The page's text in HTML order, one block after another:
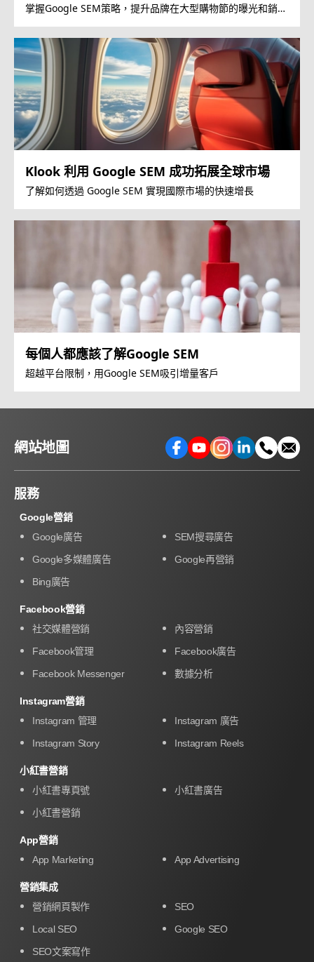
掌握Google SEM策略，提升品牌在大型購物節的曝光和銷
Klook 利用 Google SEM 成功拓展全球市場
了解如何透過 Google SEM 實現國際市場的快速增長
每個人都應該了解Google SEM
超越平台限制，用Google SEM吸引增量客戶
網站地圖
服務
Google營銷
Google廣告
SEM搜尋廣告
Google多媒體廣告
Google再營銷
Bing廣告
Facebook營銷
社交媒體營銷
內容營銷
Facebook管理
Facebook廣告
Facebook Messenger
數據分析
Instagram營銷
Instagram 管理
Instagram 廣告
Instagram Story
Instagram Reels
小紅書營銷
小紅書專頁號
小紅書廣告
小紅書營銷
App營銷
App Marketing
App Advertising
營銷集成
營銷網頁製作
SEO
Local SEO
Google SEO
SEO文案寫作